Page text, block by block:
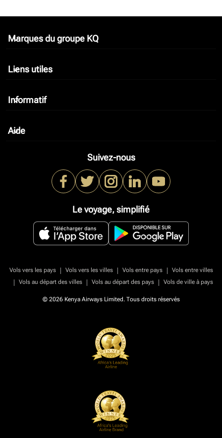
Marques du groupe KQ
keyboard_arrow_down
Liens utiles
keyboard_arrow_down
Informatif
keyboard_arrow_down
Aide
keyboard_arrow_down
Suivez-nous
Le voyage, simplifié
Vols vers les pays | Vols vers les villes | Vols entre pays |
Vols entre villes
|
Vols au départ des villes | Vols au départ des pays | Vols de ville à pays
© 2026 Kenya Airways Limited. Tous droits réservés